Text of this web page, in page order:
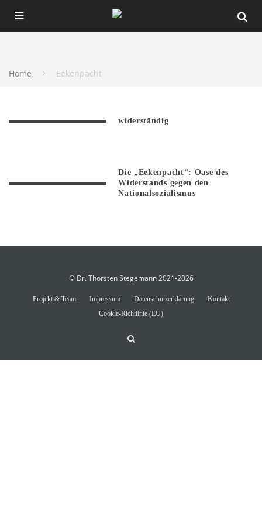
Home Eekenpacht
widerständig
Die „Eekenpacht“: Oase des
Widerstands gegen den
Nationalsozialismus
© Dr. Thorsten Stegemann 2021-2026
Projekt & Team Impressum Datenschutzerklärung
Kontakt
Cookie-Richtlinie (EU)